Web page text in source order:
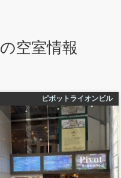
の空室情報
ピボットライオンビル